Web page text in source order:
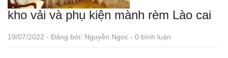
kho vải và phụ kiện mành rèm Lào cai
19/07/2022 - Đăng bởi: Nguyễn Ngọc - 0 bình luận